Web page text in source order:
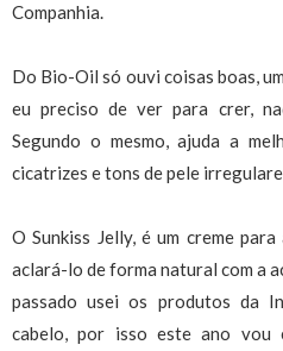
Companhia.
Do Bio-Oil só ouvi coisas boas,
eu preciso de ver para crer,
Segundo o mesmo, ajuda a
cicatrizes e tons de pele
O Sunkiss Jelly, é um creme
aclará-lo de forma natural com a
passado usei os produtos da
cabelo, por isso este ano vou